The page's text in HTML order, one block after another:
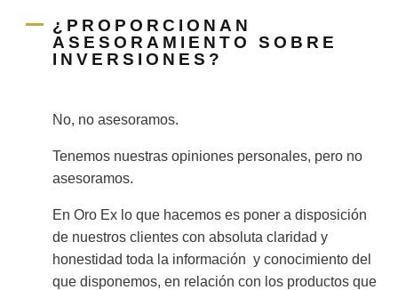
¿PROPORCIONAN
ASESORAMIENTO SOBRE
INVERSIONES?
No, no asesoramos.
Tenemos nuestras opiniones personales, pero no
asesoramos.
En Oro Ex lo que hacemos es poner a disposición
de nuestros clientes con absoluta claridad y
honestidad toda la información y conocimiento del
que disponemos, en relación con los productos que